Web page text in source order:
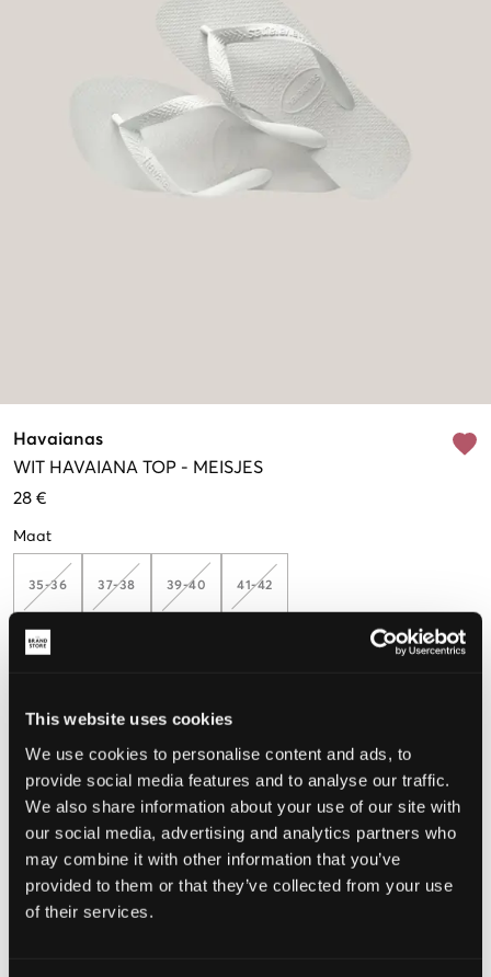
This website uses cookies
We use cookies to personalise content and ads, to
provide social media features and to analyse our traffic.
We also share information about your use of our site with
our social media, advertising and analytics partners who
may combine it with other information that you’ve
provided to them or that they’ve collected from your use
of their services.
Havaianas
WIT HAVAIANA TOP - MEISJES
28 €
Maat
35-36 37-38 39-40 41-42
Te klein Perfect
KIES EEN MAAT
Snelle levering